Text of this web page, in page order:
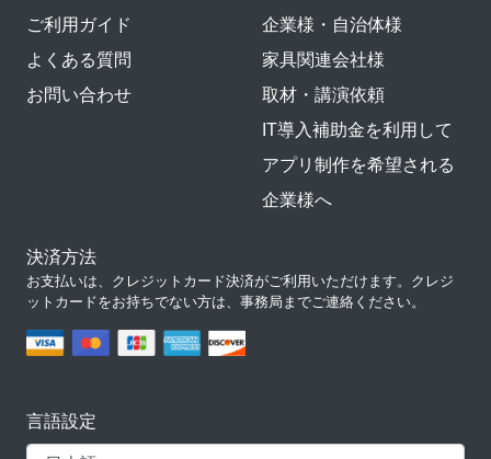
ご利用ガイド
よくある質問
お問い合わせ
企業様・自治体様
家具関連会社様
取材・講演依頼
IT導入補助金を利用して
アプリ制作を希望される
企業様へ
決済方法
お支払いは、クレジットカード決済がご利用いただけます。クレジ
ットカードをお持ちでない方は、事務局までご連絡ください。
言語設定